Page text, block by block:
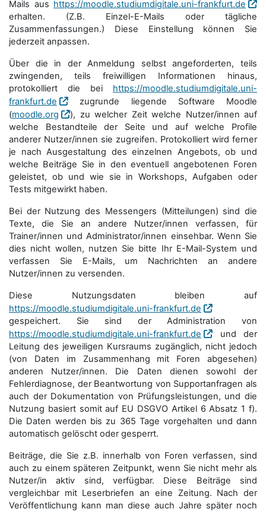
Mails aus https://moodle.studiumdigitale.uni-frankfurt.de
erhalten. (Z.B. Einzel-E-Mails oder tägliche
Zusammenfassungen.) Diese Einstellung können Sie
jederzeit anpassen.
Über die in der Anmeldung selbst angeforderten, teils
zwingenden, teils freiwilligen Informationen hinaus,
protokolliert die bei https://moodle.studiumdigitale.uni-
frankfurt.de
zugrunde liegende Software Moodle
(moodle.org
), zu welcher Zeit welche Nutzer/innen auf
welche Bestandteile der Seite und auf welche Profile
anderer Nutzer/innen sie zugreifen. Protokolliert wird ferner
je nach Ausgestaltung des einzelnen Angebots, ob und
welche Beiträge Sie in den eventuell angebotenen Foren
geleistet, ob und wie sie in Workshops, Aufgaben oder
Tests mitgewirkt haben.
Bei der Nutzung des Messengers (Mitteilungen) sind die
Texte, die Sie an andere Nutzer/innen verfassen, für
Trainer/innen und Administrator/innen einsehbar. Wenn Sie
dies nicht wollen, nutzen Sie bitte Ihr E-Mail-System und
verfassen Sie E-Mails, um Nachrichten an andere
Nutzer/innen zu versenden.
Diese Nutzungsdaten bleiben auf
https://moodle.studiumdigitale.uni-frankfurt.de
gespeichert. Sie sind der Administration von
https://moodle.studiumdigitale.uni-frankfurt.de
und der
Leitung des jeweiligen Kursraums zugänglich, nicht jedoch
(von Daten im Zusammenhang mit Foren abgesehen)
anderen Nutzer/innen. Die Daten dienen sowohl der
Fehlerdiagnose, der Beantwortung von Supportanfragen als
auch der Dokumentation von Prüfungsleistungen, und die
Nutzung basiert somit auf EU DSGVO Artikel 6 Absatz 1 f).
Die Daten werden bis zu 365 Tage vorgehalten und dann
automatisch gelöscht oder gesperrt.
Beiträge, die Sie z.B. innerhalb von Foren verfassen, sind
auch zu einem späteren Zeitpunkt, wenn Sie nicht mehr als
Nutzer/in aktiv sind, verfügbar. Diese Beiträge sind
vergleichbar mit Leserbriefen an eine Zeitung. Nach der
Veröffentlichung kann man diese auch Jahre später noch